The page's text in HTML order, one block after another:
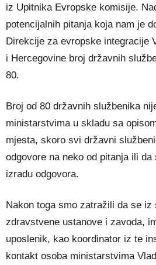
iz Upitnika Evropske komisije.
potencijalnih pitanja koja nam je
Direkcije za evropske integracije
i Hercegovine broj državnih
80.
Broj od 80 državnih službenika
ministarstvima u skladu sa
mjesta, skoro svi državni
odgovore na neko od pitanja ili
izradu odgovora.
Nakon toga smo zatražili da se iz
zdravstvene ustanove i zavoda,
uposlenik, kao koordinator iz te
kontakt osoba ministarstvima